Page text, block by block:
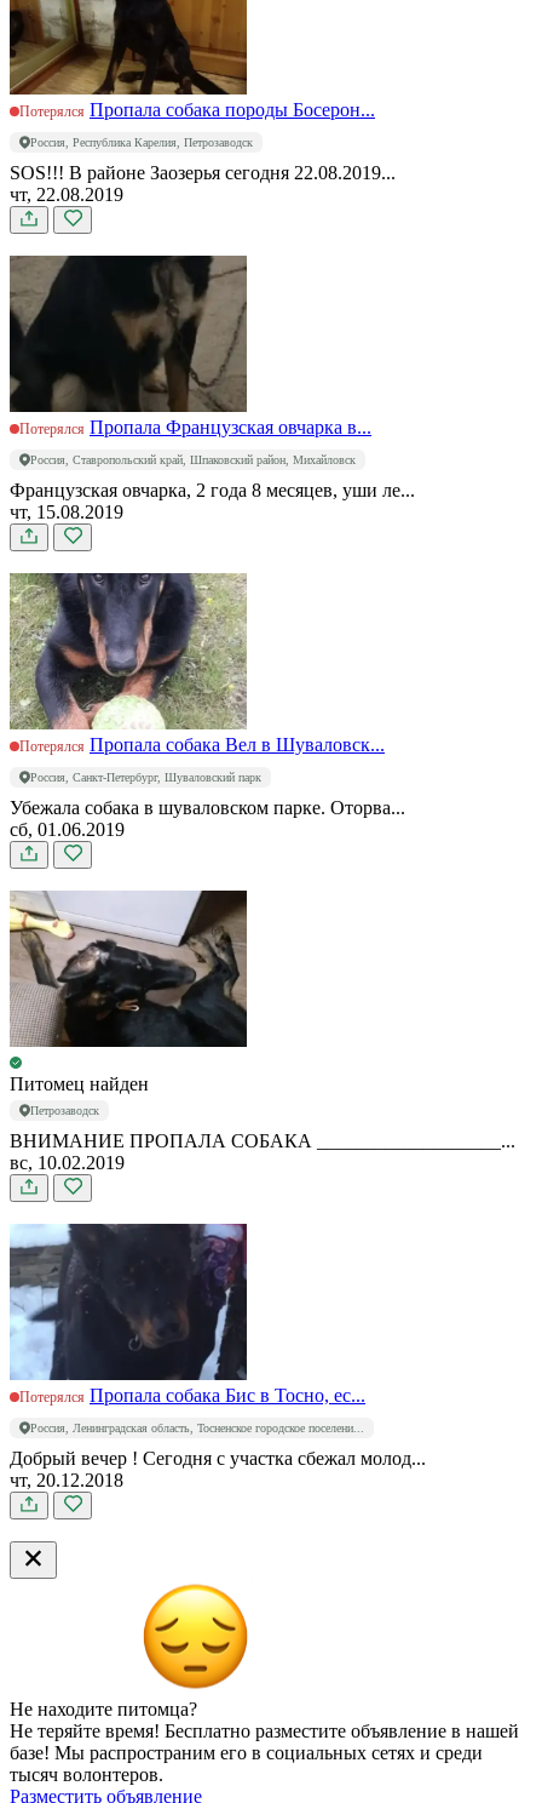
Потерялся Пропала собака породы Босерон...
Россия, Республика Карелия, Петрозаводск
SOS!!! В районе Заозерья сегодня 22.08.2019...
чт, 22.08.2019
Потерялся Пропала Французская овчарка в...
Россия, Ставропольский край, Шпаковский район, Михайловск
Французская овчарка, 2 года 8 месяцев, уши ле...
чт, 15.08.2019
Потерялся Пропала собака Вел в Шуваловск...
Россия, Санкт-Петербург, Шуваловский парк
Убежала собака в шуваловском парке. Оторва...
сб, 01.06.2019
Питомец найден
Петрозаводск
ВНИМАНИЕ ПРОПАЛА СОБАКА ___________________...
вс, 10.02.2019
Потерялся Пропала собака Бис в Тосно, ес...
Россия, Ленинградская область, Тосненское городское поселени...
Добрый вечер ! Сегодня с участка сбежал молод...
чт, 20.12.2018
Не находите питомца?
Не теряйте время! Бесплатно разместите объявление в нашей
базе! Мы распространим его в социальных сетях и среди
тысяч волонтеров.
Разместить объявление